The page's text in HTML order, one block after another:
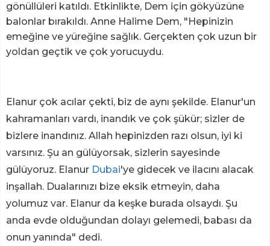
gönüllüleri katıldı. Etkinlikte, Dem için gökyüzüne
balonlar bırakıldı. Anne Halime Dem, "Hepinizin
emeğine ve yüreğine sağlık. Gerçekten çok uzun bir
yoldan geçtik ve çok yorucuydu.
Elanur çok acılar çekti, biz de aynı şekilde. Elanur'un
kahramanları vardı, inandık ve çok şükür; sizler de
bizlere inandınız. Allah hepinizden razı olsun, iyi ki
varsınız. Şu an gülüyorsak, sizlerin sayesinde
gülüyoruz. Elanur Dubai'ye gidecek ve ilacını alacak
inşallah. Dualarınızı bize eksik etmeyin, daha
yolumuz var. Elanur da keşke burada olsaydı. Şu
anda evde olduğundan dolayı gelemedi, babası da
onun yanında" dedi.